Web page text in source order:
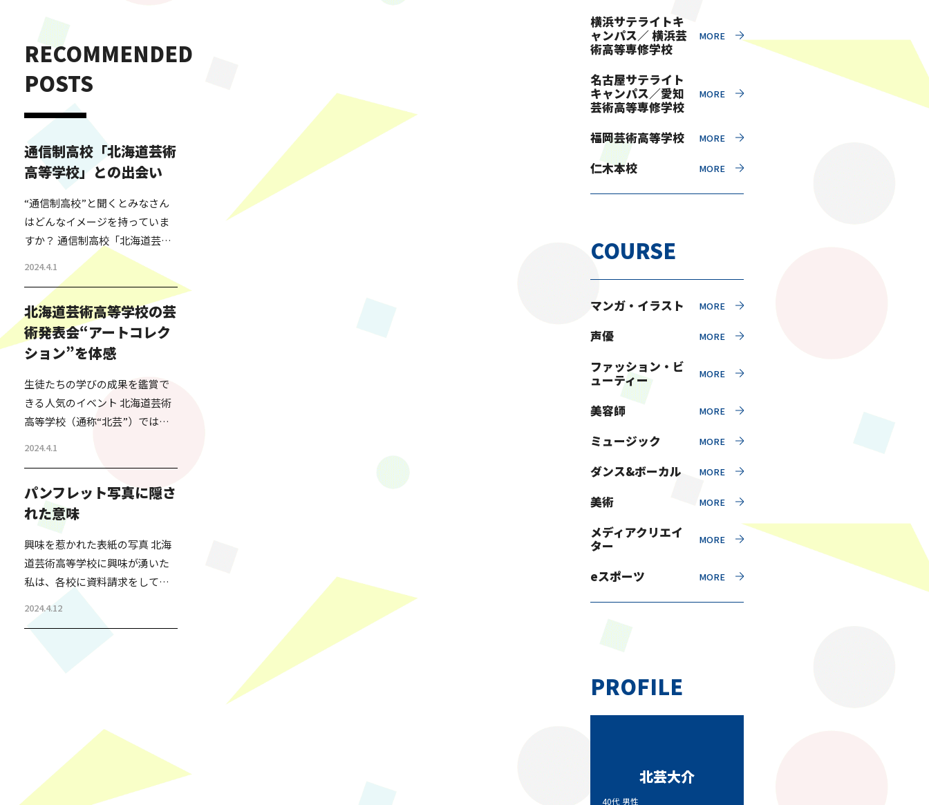
横浜サテライトキ
ャンパス／ 横浜芸
術高等専修学校
名古屋サテライト
キャンパス／愛知
芸術高等専修学校
福岡芸術高等学校
仁木本校
COURSE
マンガ・イラスト
声優
ファッション・ビ
ューティー
美容師
ミュージック
ダンス&ボーカル
美術
メディアクリエイ
ター
eスポーツ
PROFILE
北芸大介
40代 男性
びとなっています。今回参加し
た特別授業では、プロならでは
の視点でダンス…
RECOMMENDED
POSTS
通信制高校「北海道芸術
高等学校」との出会い
“通信制高校”と聞くとみなさん
はどんなイメージを持っていま
すか？ 通信制高校「北海道芸術
高等学校」通称“北芸”の名前を
私が知ったのは、今からちょう
ど20年くらい前のこと。 北海道
で高校の資格が取れる学校の特
区ができるということで、その
特区を活用して、北海道芸術高
だった。 その話を人づてに聞い
た私は、単に高卒の資格を欲し
い人が通信制で簡単に資格を取
得する仕組みで、日本の過…
2024.4.1
北海道芸術高等学校の芸
術発表会“アートコレク
ション”を体感
生徒たちの学びの成果を鑑賞で
きる人気のイベント 北海道芸術
高等学校（通称“北芸”）では、
を毎年行っている。 生徒・保護
者・これから受験を考えている
方・生徒の母校の先生など、幅
広い方が生徒の様子を見に来ら
れる発表会である。2,000人ほど
収容できるホールが、毎年満員
になる人気のイベントだ。 その
発表会の成果を見れば…
2024.4.1
パンフレット写真に隠さ
れた意味
興味を惹かれた表紙の写真 北海
道芸術高等学校に興味が湧いた
私は、各校に資料請求をしてみ
真が掲載されていた。足を組ん
でる方もいて、それが少し気に
なったが、パンフレットをひと
通り読み終えた。 後日、職員の
2024.4.12